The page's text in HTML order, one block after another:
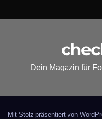
Dein Magazin für
Mit Stolz präsentiert von